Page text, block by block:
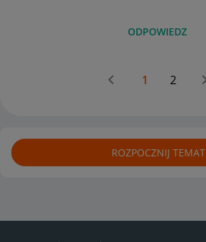
ODPOWIEDZ
1 2
ROZPOCZNIJ TEMAT